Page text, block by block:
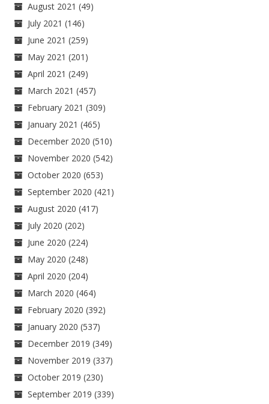
August 2021 (49)
July 2021 (146)
June 2021 (259)
May 2021 (201)
April 2021 (249)
March 2021 (457)
February 2021 (309)
January 2021 (465)
December 2020 (510)
November 2020 (542)
October 2020 (653)
September 2020 (421)
August 2020 (417)
July 2020 (202)
June 2020 (224)
May 2020 (248)
April 2020 (204)
March 2020 (464)
February 2020 (392)
January 2020 (537)
December 2019 (349)
November 2019 (337)
October 2019 (230)
September 2019 (339)